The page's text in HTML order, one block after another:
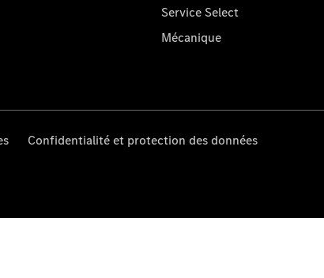
Service Select
Mécanique
Confidentialité et protection des données